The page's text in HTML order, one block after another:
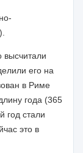
высчитали
его на
в Риме
года (365
год стали
это в